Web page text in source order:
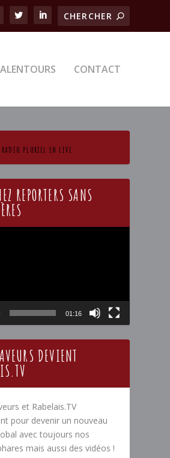
CONTACT
RADIO PLURIEL EN LIVE
REPORTERS SANS
01:16
DEVIENT
et Rabelais.TV
pour devenir un nouveau
avec toujours nos
mais aussi des vidéos !